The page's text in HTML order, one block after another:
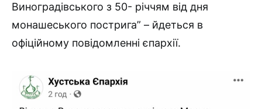
Виноградівського з 50- річчям від дня
монашеського пострига” – йдеться в
офіційному повідомленні єпархії.